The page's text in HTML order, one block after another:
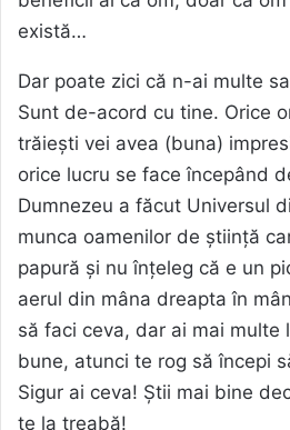
există…
Dar poate zici că n-ai multe
Sunt de-acord cu tine. Orice
trăiești vei avea (buna)
orice lucru se face începând
Dumnezeu a făcut Universul
munca oamenilor de știință
papură și nu înțeleg că e un
aerul din mâna dreapta în
să faci ceva, dar ai mai multe
bune, atunci te rog să începi
Sigur ai ceva! Știi mai bine
te la treabă!